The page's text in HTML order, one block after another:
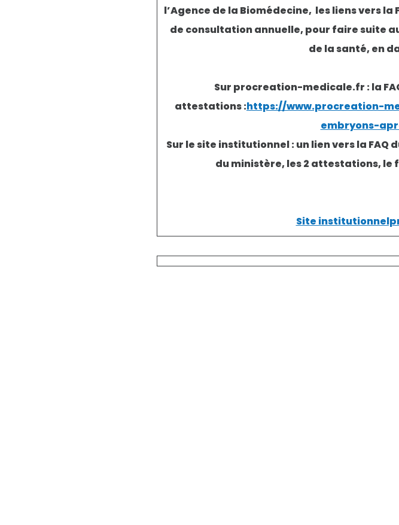
l’Agence de la Biomédecine, les liens vers
de consultation annuelle, pour faire suite
de la santé, en
Sur procreation-medicale.fr : la
attestations :https://www.procreation-
embryons-
Sur le site institutionnel : un lien vers la
du ministère, les 2 attestations,
Site